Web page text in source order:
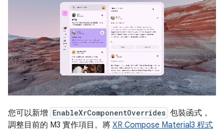
您可以新增 EnableXrComponentOverrides 包裝函式，
調整目前的 M3 實作項目。將 XR Compose Material3 程式